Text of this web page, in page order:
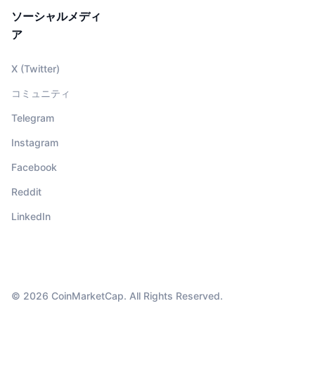
ソーシャルメディ
ア
X (Twitter)
コミュニティ
Telegram
Instagram
Facebook
Reddit
LinkedIn
© 2026 CoinMarketCap. All Rights Reserved.